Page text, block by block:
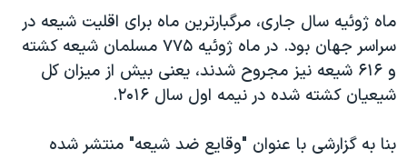
آرشیو پخش زنده
مجموعه مستندهای دادخواهی
تریبونال مردمی آبان ۹۸
دادگاه حمید نوری
ماه ژوئیه سال جاری، مرگبارترین ماه برای اقلیت شیعه در
سراسر جهان بود. در ماه ژوئیه ۷۷۵ مسلمان شیعه کشته
و ۶۱۶ شیعه نیز مجروح شدند، یعنی بیش از میزان کل
شیعیان کشته شده در نیمه اول سال ۲۰۱۶.
بنا به گزارشی با عنوان "وقایع ضد شیعه" منتشر شده